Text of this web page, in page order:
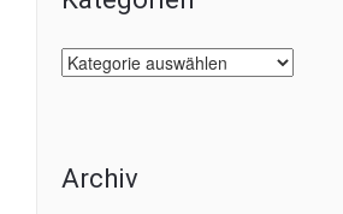
Kategorien
Archiv